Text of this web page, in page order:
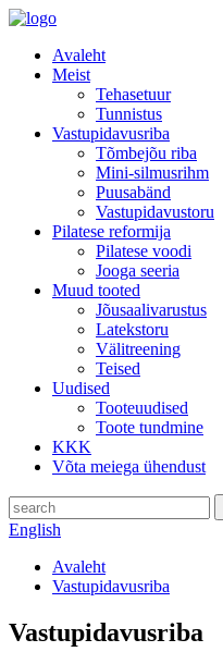
Avaleht
Meist
Tehasetuur
Tunnistus
Vastupidavusriba
Tõmbejõu riba
Mini-silmusrihm
Puusabänd
Vastupidavustoru
Pilatese reformija
Pilatese voodi
Jooga seeria
Muud tooted
Jõusaalivarustus
Latekstoru
Välitreening
Teised
Uudised
Tooteuudised
Toote tundmine
KKK
Võta meiega ühendust
English
Avaleht
Vastupidavusriba
Vastupidavusriba